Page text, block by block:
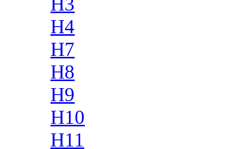
H4
H7
H8
H9
H10
H11